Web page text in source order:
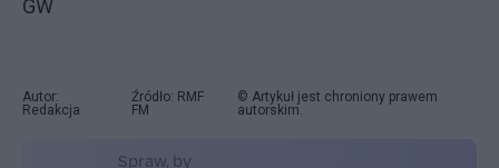
GW
Autor:
Redakcja
Źródło: RMF
FM
© Artykuł jest chroniony prawem
autorskim.